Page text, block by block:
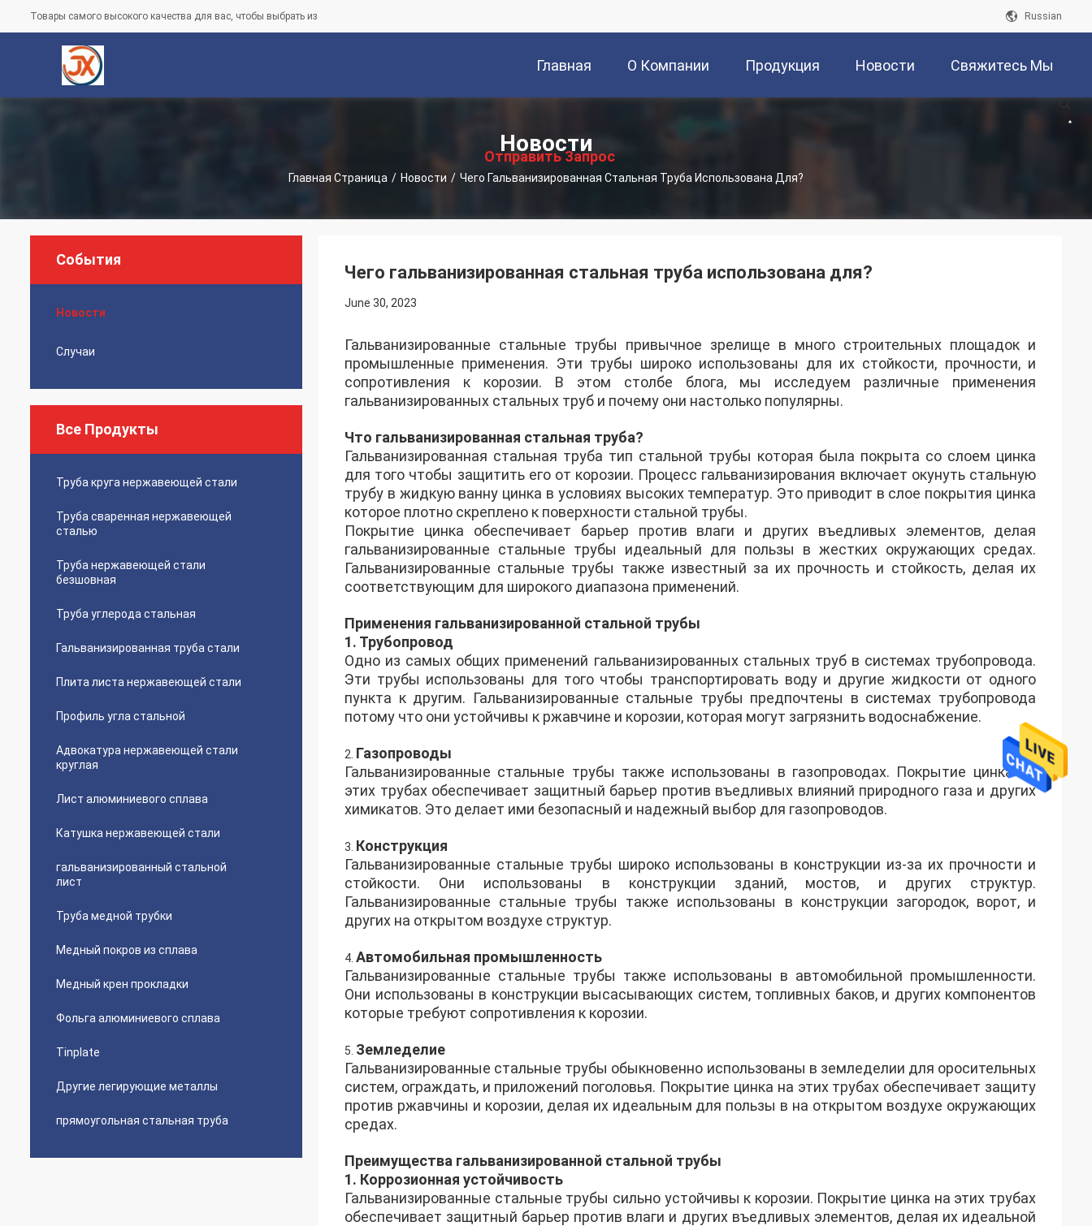
Товары самого высокого качества для вас, чтобы выбрать из Russian
Главная О Компании Продукция Новости Свяжитесь Мы
Отправить Запрос
Новости
Главная Страница / Новости / Чего Гальванизированная Стальная Труба Использована Для?
События
Новости
Случаи
Все Продукты
Труба круга нержавеющей стали
Труба сваренная нержавеющей
сталью
Труба нержавеющей стали
безшовная
Труба углерода стальная
Гальванизированная труба стали
Плита листа нержавеющей стали
Профиль угла стальной
Адвокатура нержавеющей стали
круглая
Лист алюминиевого сплава
Катушка нержавеющей стали
гальванизированный стальной
лист
Труба медной трубки
Медный покров из сплава
Медный крен прокладки
Фольга алюминиевого сплава
Tinplate
Другие легирующие металлы
прямоугольная стальная труба
Чего гальванизированная стальная труба использована для?
June 30, 2023
Гальванизированные стальные трубы привычное зрелище в много строительных площадок и
промышленные применения. Эти трубы широко использованы для их стойкости, прочности, и
сопротивления к корозии. В этом столбе блога, мы исследуем различные применения
гальванизированных стальных труб и почему они настолько популярны.
Что гальванизированная стальная труба?
Гальванизированная стальная труба тип стальной трубы которая была покрыта со слоем цинка
для того чтобы защитить его от корозии. Процесс гальванизирования включает окунуть стальную
трубу в жидкую ванну цинка в условиях высоких температур. Это приводит в слое покрытия цинка
которое плотно скреплено к поверхности стальной трубы.
Покрытие цинка обеспечивает барьер против влаги и других въедливых элементов, делая
гальванизированные стальные трубы идеальный для пользы в жестких окружающих средах.
Гальванизированные стальные трубы также известный за их прочность и стойкость, делая их
соответствующим для широкого диапазона применений.
Применения гальванизированной стальной трубы
1. Трубопровод
Одно из самых общих применений гальванизированных стальных труб в системах трубопровода.
Эти трубы использованы для того чтобы транспортировать воду и другие жидкости от одного
пункта к другим. Гальванизированные стальные трубы предпочтены в системах трубопровода
потому что они устойчивы к ржавчине и корозии, которая могут загрязнить водоснабжение.
2. Газопроводы
Гальванизированные стальные трубы также использованы в газопроводах. Покрытие цинка на
этих трубах обеспечивает защитный барьер против въедливых влияний природного газа и других
химикатов. Это делает ими безопасный и надежный выбор для газопроводов.
3. Конструкция
Гальванизированные стальные трубы широко использованы в конструкции из-за их прочности и
стойкости. Они использованы в конструкции зданий, мостов, и других структур.
Гальванизированные стальные трубы также использованы в конструкции загородок, ворот, и
других на открытом воздухе структур.
4. Автомобильная промышленность
Гальванизированные стальные трубы также использованы в автомобильной промышленности.
Они использованы в конструкции высасывающих систем, топливных баков, и других компонентов
которые требуют сопротивления к корозии.
5. Земледелие
Гальванизированные стальные трубы обыкновенно использованы в земледелии для оросительных
систем, ограждать, и приложений поголовья. Покрытие цинка на этих трубах обеспечивает защиту
против ржавчины и корозии, делая их идеальным для пользы в на открытом воздухе окружающих
средах.
Преимущества гальванизированной стальной трубы
1. Коррозионная устойчивость
Гальванизированные стальные трубы сильно устойчивы к корозии. Покрытие цинка на этих трубах
обеспечивает защитный барьер против влаги и других въедливых элементов, делая их идеальной